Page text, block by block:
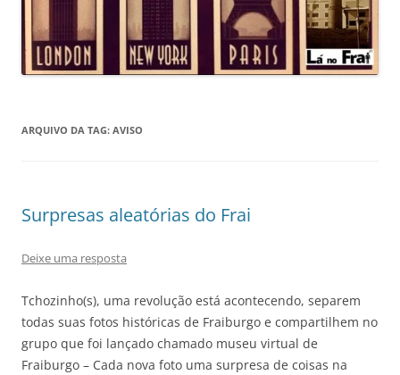
ARQUIVO DA TAG: AVISO
Surpresas aleatórias do Frai
Deixe uma resposta
Tchozinho(s), uma revolução está acontecendo, separem
todas suas fotos históricas de Fraiburgo e compartilhem no
grupo que foi lançado chamado museu virtual de
Fraiburgo – Cada nova foto uma surpresa de coisas na